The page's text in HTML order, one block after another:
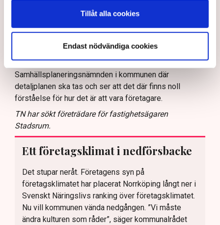
Tillåt alla cookies
Endast nödvändiga cookies
hur påverkar det ekonomin?
– Det blir ett avbräck, naturligtvis. Men jag kan inte ägna
som att den ena delen av förvaltningen inte vet vad den
andra gör. Och då sitter jag ändå med i
Samhällsplaneringsnämnden i kommunen där
detaljplanen ska tas och ser att det där finns noll
förståelse för hur det är att vara företagare.
TN har sökt företrädare för fastighetsägaren
Stadsrum.
Ett företagsklimat i nedförsbacke
Det stupar neråt. Företagens syn på
företagsklimatet har placerat Norrköping långt ner i
Svenskt Näringslivs ranking över företagsklimatet.
Nu vill kommunen vända nedgången. ”Vi måste
ändra kulturen som råder”, säger kommunalrådet